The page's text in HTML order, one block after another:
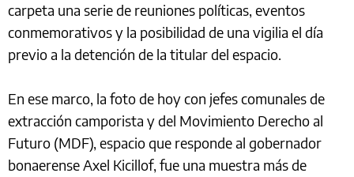
carpeta una serie de reuniones políticas, eventos
conmemorativos y la posibilidad de una vigilia el día
previo a la detención de la titular del espacio.
En ese marco, la foto de hoy con jefes comunales de
extracción camporista y del Movimiento Derecho al
Futuro (MDF), espacio que responde al gobernador
bonaerense Axel Kicillof, fue una muestra más de